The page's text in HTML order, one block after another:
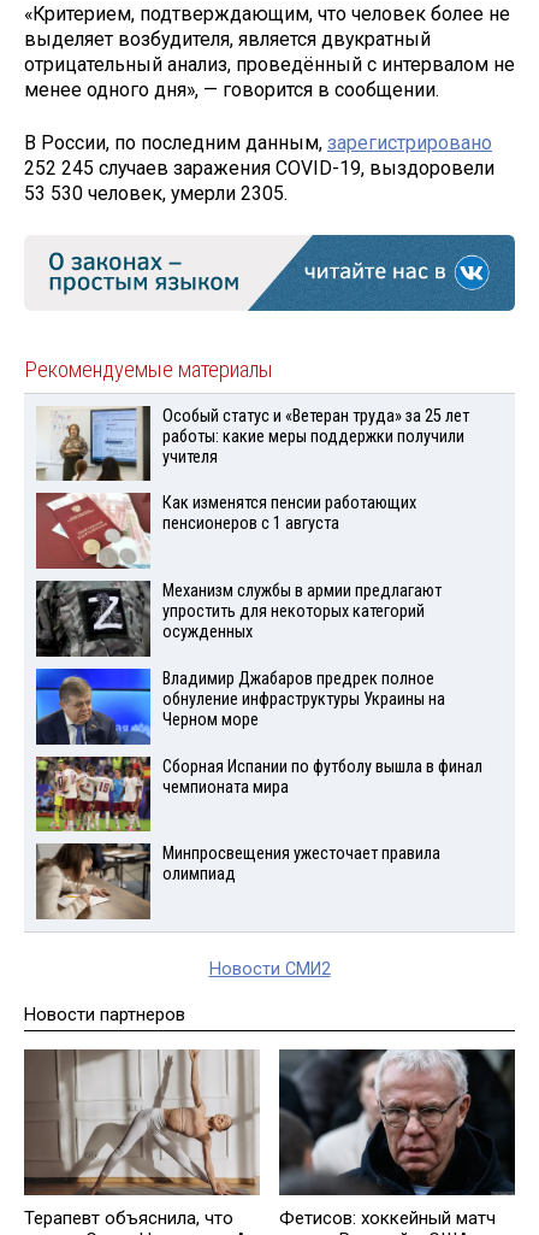
«Критерием, подтверждающим, что человек более не
выделяет возбудителя, является двукратный
отрицательный анализ, проведённый с интервалом не
менее одного дня», — говорится в сообщении.
В России, по последним данным, зарегистрировано
252 245 случаев заражения COVID-19, выздоровели
53 530 человек, умерли 2305.
Рекомендуемые материалы
Особый статус и «Ветеран труда» за 25 лет
работы: какие меры поддержки получили
учителя
Как изменятся пенсии работающих
пенсионеров с 1 августа
Механизм службы в армии предлагают
упростить для некоторых категорий
осужденных
Владимир Джабаров предрек полное
обнуление инфраструктуры Украины на
Черном море
Сборная Испании по футболу вышла в финал
чемпионата мира
Минпросвещения ужесточает правила
олимпиад
Новости СМИ2
Новости партнеров
Терапевт объяснила, что
Фетисов: хоккейный матч